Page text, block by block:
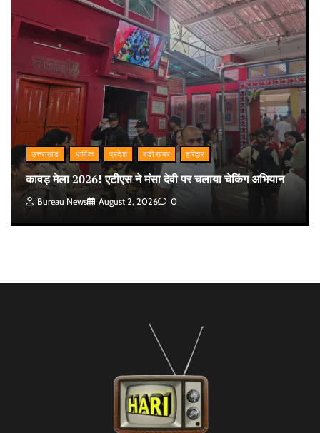
उत्तराखंड धार्मिक प्रदेश बड़ी खबर हरिद्वार
कावड़ मेला 2026! एटीएस ने मंसा देवी पर चलाया चेकिंग अभियान
Bureau News August 2, 2026 0